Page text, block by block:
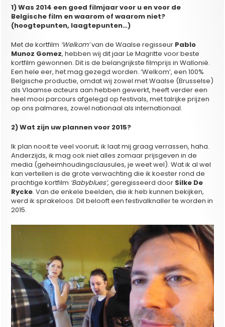
1) Was 2014 een goed filmjaar voor u en voor de
Belgische film en waarom of waarom niet?
(hoogtepunten, laagtepunten…)
Met de kortfilm ‘Welkom’van de Waalse regisseur Pablo
Munoz Gomez, hebben wij dit jaar Le Magritte voor beste
kortfilm gewonnen. Dit is de belangrijkste filmprijs in Wallonië.
Een hele eer, het mag gezegd worden. ‘Welkom’, een 100%
Belgische productie, omdat wij zowel met Waalse (Brusselse)
als Vlaamse acteurs aan hebben gewerkt, heeft verder een
heel mooi parcours afgelegd op festivals, met talrijke prijzen
op ons palmares, zowel nationaal als internationaal.
2) Wat zijn uw plannen voor 2015?
Ik plan nooit te veel vooruit; ik laat mij graag verrassen, haha.
Anderzijds, ik mag ook niet alles zomaar prijsgeven in de
media (geheimhoudingsclausules, je weet wel). Wat ik al wel
kan vertellen is de grote verwachting die ik koester rond de
prachtige kortfilm ‘Babyblues’, geregisseerd door Silke De
Rycke. Van de enkele beelden, die ik heb kunnen bekijken,
werd ik sprakeloos. Dit belooft een festivalknaller te worden in
2015.